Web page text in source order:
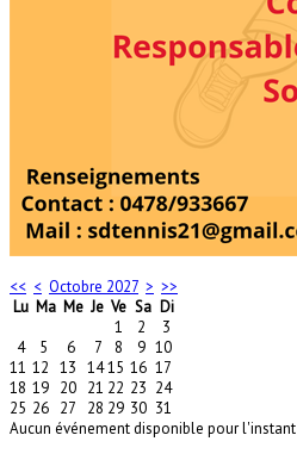
<< < Octobre 2027 > >>
Lu Ma Me Je Ve Sa Di
1
2
3
4
5 6 7 8 9 10
11 12 13 1415 16 17
18 19 20 21 22 23 24
25 26 27 28 29 30 31
Aucun événement disponible pour l'instant